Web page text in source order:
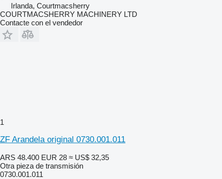
Irlanda, Courtmacsherry
COURTMACSHERRY MACHINERY LTD
Contacte con el vendedor
1
ZF Arandela original 0730.001.011
ARS 48.400 EUR 28 ≈ US$ 32,35
Otra pieza de transmisión
0730.001.011